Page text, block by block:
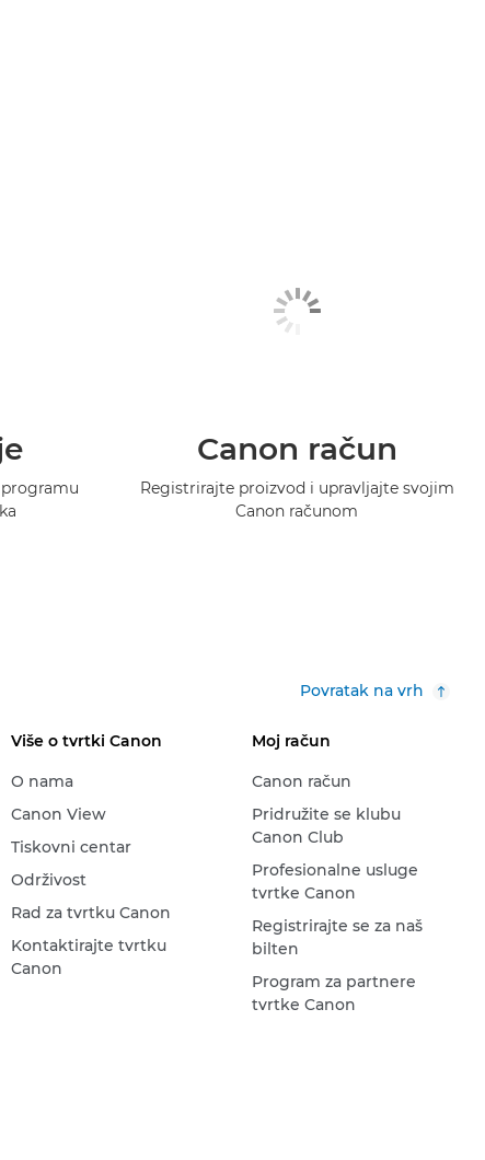
Canon račun
Registrirajte proizvod i upravljajte svojim
Canon računom
Povratak na vrh
Više o tvrtki Canon
O nama
Canon View
Tiskovni centar
Održivost
Rad za tvrtku Canon
Kontaktirajte tvrtku
Canon
Moj račun
Canon račun
Pridružite se klubu
Canon Club
Profesionalne usluge
tvrtke Canon
Registrirajte se za naš
bilten
Program za partnere
tvrtke Canon